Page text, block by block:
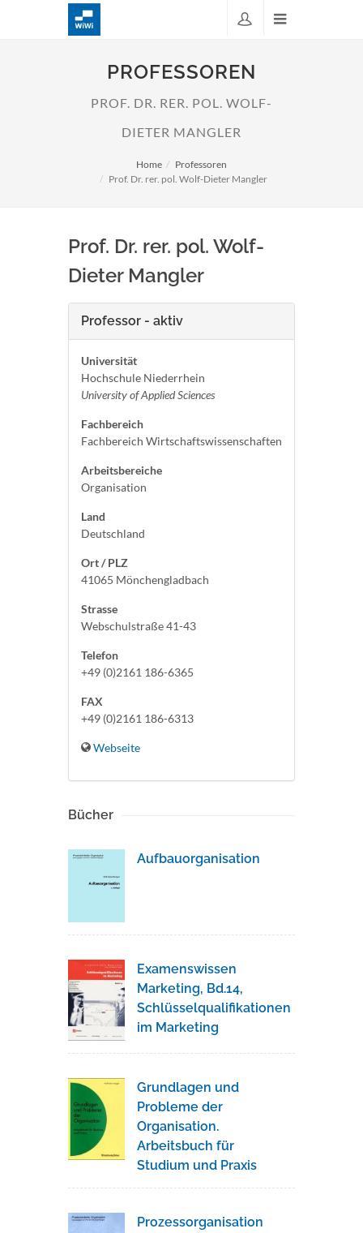
PROFESSOREN
PROF. DR. RER. POL. WOLF-
DIETER MANGLER
Home
Professoren
Prof. Dr. rer. pol. Wolf-Dieter Mangler
Prof. Dr. rer. pol. Wolf-
Dieter Mangler
Professor - aktiv
Universität
Hochschule Niederrhein
University of Applied Sciences
Fachbereich
Fachbereich Wirtschaftswissenschaften
Arbeitsbereiche
Organisation
Land
Deutschland
Ort / PLZ
41065 Mönchengladbach
Strasse
Webschulstraße 41-43
Telefon
+49 (0)2161 186-6365
FAX
+49 (0)2161 186-6313
Webseite
Bücher
Aufbauorganisation
Examenswissen
Marketing, Bd.14,
Schlüsselqualifikationen
im Marketing
Grundlagen und
Probleme der
Organisation.
Arbeitsbuch für
Studium und Praxis
Prozessorganisation